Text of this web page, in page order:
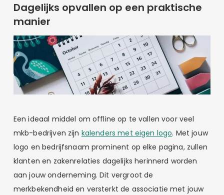
Dagelijks opvallen op een praktische
manier
Een ideaal middel om offline op te vallen voor veel
mkb-bedrijven zijn kalenders met eigen logo. Met jouw
logo en bedrijfsnaam prominent op elke pagina, zullen
klanten en zakenrelaties dagelijks herinnerd worden
aan jouw onderneming. Dit vergroot de
merkbekendheid en versterkt de associatie met jouw